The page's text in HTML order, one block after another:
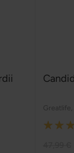
Greatlife
Rating: